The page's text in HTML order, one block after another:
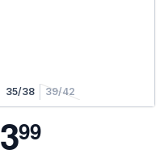
35/38 39/42
399